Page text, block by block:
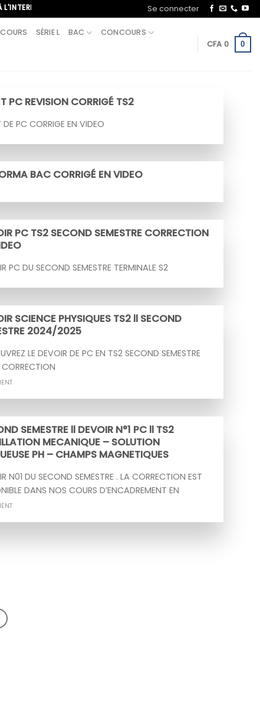
APPELEZ-NOUS AU+221 70 713 09 21
Se connecter
COURS SÉRIE L BAC CONCOURS
CFA 0 0
PC REVISION CORRIGÉ TS2
DE PC CORRIGE EN VIDEO
BAC CORRIGÉ EN VIDEO
PC TS2 SECOND SEMESTRE CORRECTION
PC DU SECOND SEMESTRE TERMINALE S2
SCIENCE PHYSIQUES TS2 ll SECOND
2024/2025
LE DEVOIR DE PC EN TS2 SECOND SEMESTRE
SEMESTRE ll DEVOIR N°1 PC ll TS2
MECANIQUE – SOLUTION
PH – CHAMPS MAGNETIQUES
N01 DU SECOND SEMESTRE . LA CORRECTION EST
DANS NOS COURS D’ENCADREMENT EN